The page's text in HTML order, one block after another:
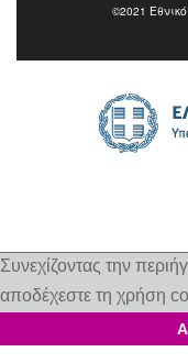
Συνεχίζοντας την
αποδέχεστε τη χρήση
©2021